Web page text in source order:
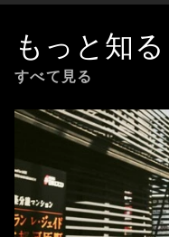
もっと知る
すべて見る